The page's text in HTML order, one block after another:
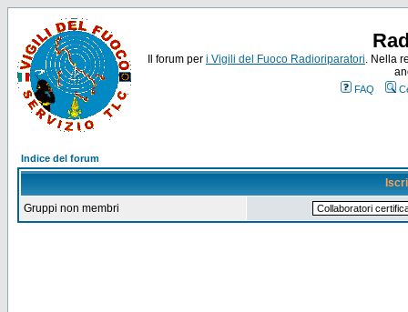
Il forum per i Vigili del Fuoco Radioriparatori. Nella
FAQ
Indice del forum
Gruppi non membri